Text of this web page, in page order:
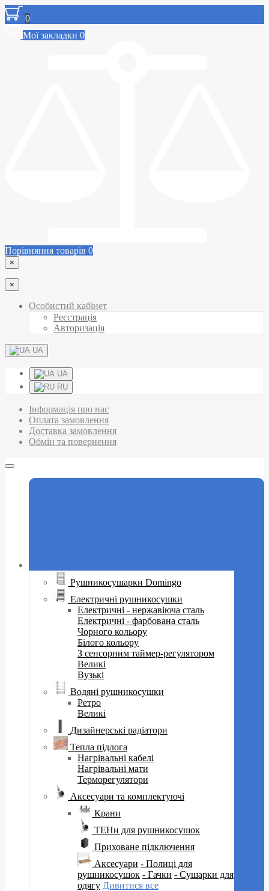
0
Мої закладки 0
Порівняння товарів 0
×
×
Особистий кабінет
Реєстрація
Авторизація
UA
UA
RU
Інформація про нас
Оплата замовлення
Доставка замовлення
Обмін та повернення
Рушникосушарки Domingo
Електричні рушникосушки
Електричні - нержавіюча сталь
Електричні - фарбована сталь
Чорного кольору
Білого кольору
З сенсорним таймер-регулятором
Великі
Вузькі
Водяні рушникосушки
Ретро
Великі
Дизайнерські радіатори
Тепла підлога
Нагрівальні кабелі
Нагрівальні мати
Терморегулятори
Аксесуари та комплектуючі
Крани
ТЕНи для рушникосушок
Приховане підключення
Аксесуари - Полиці для
рушникосушок - Гачки - Сушарки для
одягу Дивитися все